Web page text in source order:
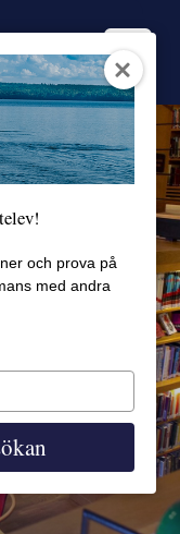
och prova på
med andra